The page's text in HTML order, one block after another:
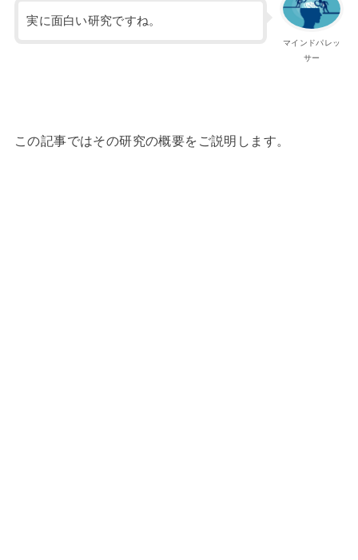
マインドパレッ
サー
実に面白い研究ですね。
この記事ではその研究の概要をご説明します。